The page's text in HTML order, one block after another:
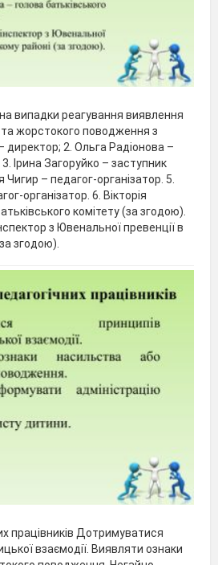
на випадки реагування виявлення
жорстокого поводження з
директор; 2. Ольга Радіонова –
Ірина Загоруйко – заступник
Чигир – педагог-організатор. 5.
організатор. 6. Вікторія
комітету (за згодою).
з Ювенальної превенції в
згодою).
працівників Дотримуватися
взаємодії. Виявляти ознаки